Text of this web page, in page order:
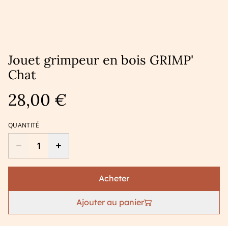
Jouet grimpeur en bois GRIMP'
Chat
28,00 €
QUANTITÉ
Acheter
Ajouter au panier